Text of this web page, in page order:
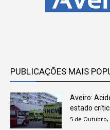
PUBLICAÇÕES MAIS
Aveiro:
estado
5 de Outubro,